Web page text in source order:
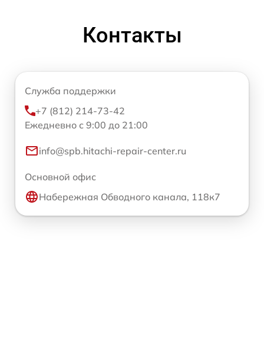
Контакты
Служба поддержки
+7 (812) 214-73-42
Ежедневно с 9:00 до 21:00
info@spb.hitachi-repair-center.ru
Основной офис
Набережная Обводного канала, 118к7